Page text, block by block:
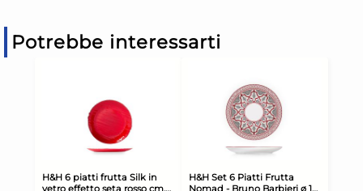
Potrebbe interessarti